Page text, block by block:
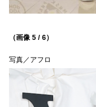
（画像 5 / 6）
写真／アフロ